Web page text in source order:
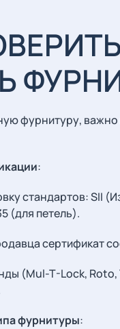
фурнитуру,
:
стандартов: SII
(для петель).
сертификат
(Mul-T-Lock, Roto,
фурнитуры: